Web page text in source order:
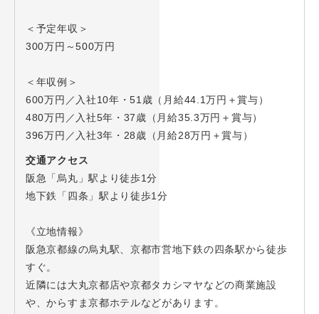
＜予定年収＞
300万円～500万円
＜年収例＞
600万円／入社10年・51歳（月給44.1万円＋賞与）
480万円／入社5年・37歳（月給35.3万円＋賞与）
396万円／入社3年・28歳（月給28万円＋賞与）
交通アクセス
阪急「烏丸」駅より徒歩1分
地下鉄「四条」駅より徒歩1分
《立地情報》
阪急京都線の烏丸駅、京都市営地下鉄の四条駅から徒歩
すぐ。
近隣には大丸京都店や京都タカシマヤなどの商業施設
や、からすま京都ホテルなどがあります。